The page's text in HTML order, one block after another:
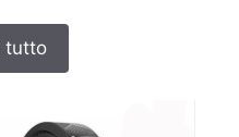
tutto